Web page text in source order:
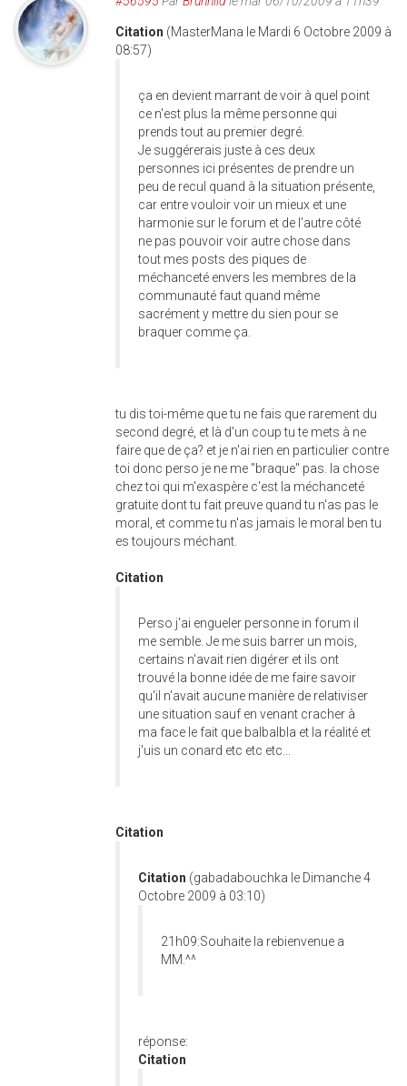
Citation (MasterMana le Mardi 6 Octobre 2009 à
08:57)
ça en devient marrant de voir à quel point
ce n'est plus la même personne qui
prends tout au premier degré.
Je suggérerais juste à ces deux
personnes ici présentes de prendre un
peu de recul quand à la situation présente,
car entre vouloir voir un mieux et une
harmonie sur le forum et de l'autre côté
ne pas pouvoir voir autre chose dans
tout mes posts des piques de
méchanceté envers les membres de la
communauté faut quand même
sacrément y mettre du sien pour se
braquer comme ça.
tu dis toi-même que tu ne fais que rarement du
second degré, et là d'un coup tu te mets à ne
faire que de ça? et je n'ai rien en particulier contre
toi donc perso je ne me "braque" pas. la chose
chez toi qui m'exaspère c'est la méchanceté
gratuite dont tu fait preuve quand tu n'as pas le
moral, et comme tu n'as jamais le moral ben tu
es toujours méchant.
Citation
Perso j'ai engueler personne in forum il
me semble. Je me suis barrer un mois,
certains n'avait rien digérer et ils ont
trouvé la bonne idée de me faire savoir
qu'il n'avait aucune manière de relativiser
une situation sauf en venant cracher à
ma face le fait que balbalbla et la réalité et
j'uis un conard etc etc etc...
Citation
Citation (gabadabouchka le Dimanche 4
Octobre 2009 à 03:10)
21h09:Souhaite la rebienvenue a
MM.^^
réponse:
Citation